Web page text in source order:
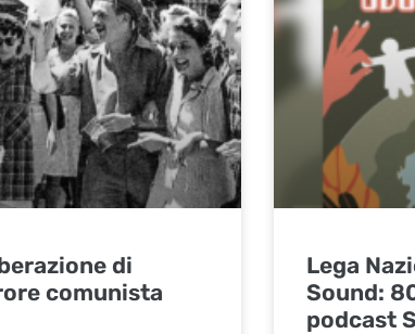
di
comunista
Lega
Sound:
podcast